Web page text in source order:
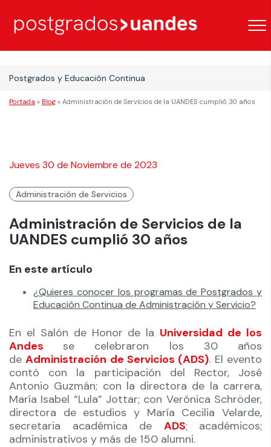
Postgrados y Educación Continua
Portada » Blog » Administración de Servicios de la UANDES cumplió 30 años
Jueves 30 de Noviembre de 2023
Administración de Servicios
Administración de Servicios de la
UANDES cumplió 30 años
En este artículo
¿Quieres conocer los programas de Postgrados y
Educación Continua de Administración y Servicio?
En el Salón de Honor de la Universidad de los
Andes
se celebraron los 30 años
deAdministración de Servicios (ADS). El evento
contó con la participación del Rector, José
Antonio Guzmán; con la directora de la carrera,
María Isabel “Lula” Jottar; con Verónica Schröder,
directora de estudios y María Cecilia Velarde,
secretaria académica de ADS; académicos;
administrativos y más de 150 alumni.